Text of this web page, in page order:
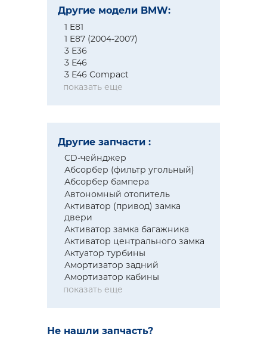
Другие модели BMW:
1 E81
1 E87 (2004-2007)
3 E36
3 E46
3 E46 Compact
показать еще
Другие запчасти :
CD-чейнджер
Абсорбер (фильтр угольный)
Абсорбер бампера
Автономный отопитель
Активатор (привод) замка
двери
Активатор замка багажника
Активатор центрального замка
Актуатор турбины
Амортизатор задний
Амортизатор кабины
показать еще
Не нашли запчасть?